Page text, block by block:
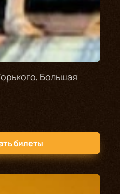
Большая
билеты